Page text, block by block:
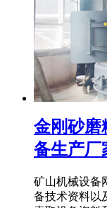
金刚砂磨
备生产厂
矿山机械设备
备技术资料以